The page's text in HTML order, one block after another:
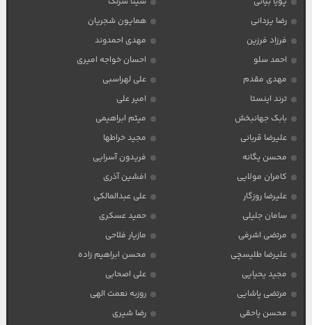
رضا یزدانی
همایون شجریان
فرزاد فرزین
مهدی احمدوند
احمد سلو
احسان خواجه امیری
مهدی مقدم
علی لهراسبی
ترند اینستا
امیر علی
بابک جهانبخش
میثم ابراهیمی
علیرضا قربانی
مجید خراطها
محسن یگانه
فریدون آسرایی
کامران مولایی
افشین آذری
علیرضا روزگار
علی عبدالمالکی
سامان جلیلی
حمید عسکری
مرتضی اشرفی
مازیار فلاحی
علیرضا طلیسچی
محسن ابراهیم زاده
مجید یحیایی
علی اصحابی
مرتضی پاشایی
روزبه نعمت الهی
محسن یاحقی
رضا شیری